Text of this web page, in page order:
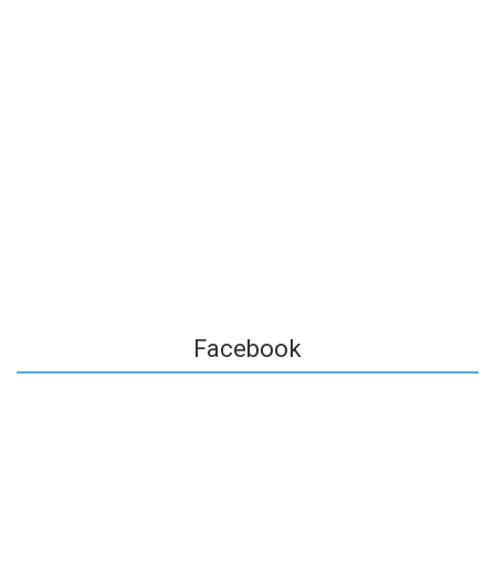
Facebook